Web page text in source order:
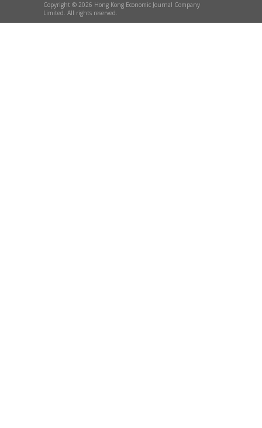
Copyright © 2026 Hong Kong Economic Journal Company
Limited. All rights reserved.